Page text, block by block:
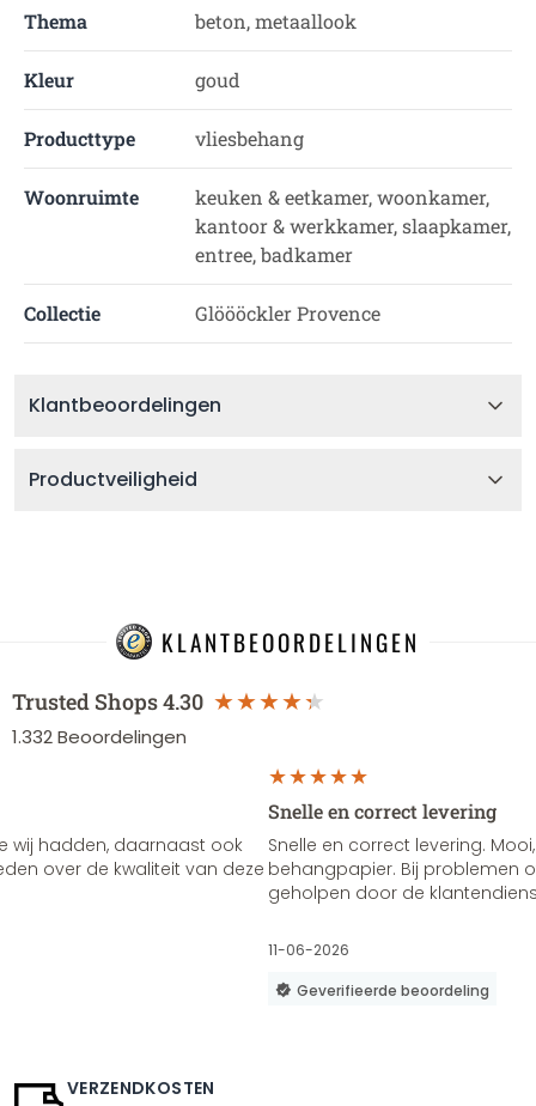
Thema beton, metaallook
Kleur goud
Producttype vliesbehang
Woonruimte
keuken & eetkamer, woonkamer,
kantoor & werkkamer, slaapkamer,
entree, badkamer
Collectie Glöööckler Provence
Klantbeoordelingen
Productveiligheid
KLANTBEOORDELINGEN
Trusted Shops4.30
1.332Beoordelingen
wij hadden, daarnaast ook
over de kwaliteit van deze
Snelle en correct levering
Snelle en correct levering.
behangpapier. Bij problemen
geholpen door de
11-06-2026
Geverifieerde beoordeling
VERZENDKOSTEN